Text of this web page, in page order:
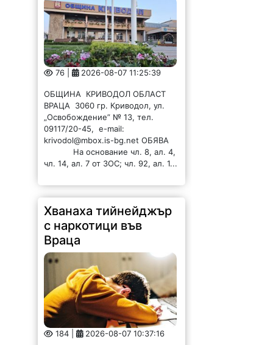
76 | 2026-08-07 11:25:39
ОБЩИНА КРИВОДОЛ ОБЛАСТ
ВРАЦА 3060 гр. Криводол, ул.
„Освобождение” № 13, тел.
09117/20-45, e-mail:
krivodol@mbox.is-bg.net ОБЯВА
На основание чл. 8, ал. 4,
чл. 14, ал. 7 от ЗОС; чл. 92, ал. 1...
Хванаха тийнейджър
с наркотици във
Враца
184 | 2026-08-07 10:37:16